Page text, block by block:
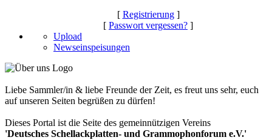
[ Registrierung]
[ Passwort vergessen? ]
Upload
Newseinspeisungen
Liebe Sammler/in & liebe Freunde der Zeit, es freut uns sehr, euch
auf unseren Seiten begrüßen zu dürfen!
Dieses Portal ist die Seite des gemeinnützigen Vereins
'Deutsches Schellackplatten- und Grammophonforum e.V.'